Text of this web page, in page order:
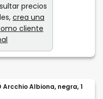
precios
crea una
cliente
Albiona, negra, 1